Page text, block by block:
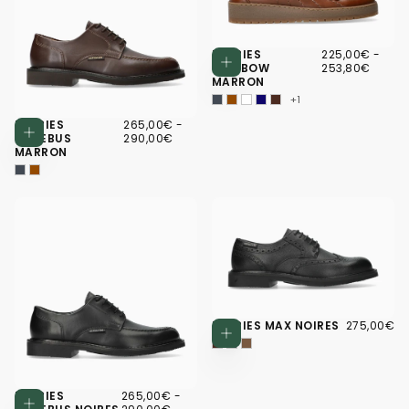
Choisissez des options
DERBIES
PHOEBUS
MARRON
265,00€
PRIX
MINIMUM
265,00€ -
290,00€
Choisissez
DERBIES
RAINBOW
MARRON
225,00€
PRIX
MINIMUM
225,00€ -
253,80€
+1
Choisissez des options
DERBIES
265,00€
PRIX
265,00€ -
Choisissez
DERBIES MAX NOIRES 275,00€
PRIX
275,00€